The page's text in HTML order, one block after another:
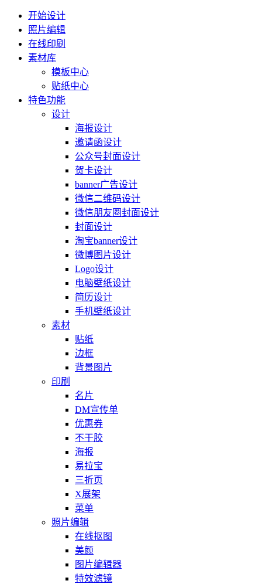
开始设计
照片编辑
在线印刷
素材库
模板中心
贴纸中心
特色功能
设计
海报设计
邀请函设计
公众号封面设计
贺卡设计
banner广告设计
微信二维码设计
微信朋友圈封面设计
封面设计
淘宝banner设计
微博图片设计
Logo设计
电脑壁纸设计
简历设计
手机壁纸设计
素材
贴纸
边框
背景图片
印刷
名片
DM宣传单
优惠券
不干胶
海报
易拉宝
三折页
X展架
菜单
照片编辑
在线抠图
美颜
图片编辑器
特效滤镜